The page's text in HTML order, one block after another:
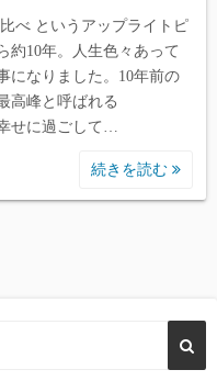
べ というアップライトピ
約10年。人生色々あって
になりました。10年前の
高峰と呼ばれる
せに過ごして…
続きを読む